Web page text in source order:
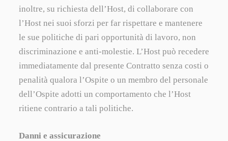
inoltre, su richiesta dell’Host, di collaborare con
l’Host nei suoi sforzi per far rispettare e mantenere
le sue politiche di pari opportunità di lavoro, non
discriminazione e anti-molestie. L’Host può recedere
immediatamente dal presente Contratto senza costi o
penalità qualora l’Ospite o un membro del personale
dell’Ospite adotti un comportamento che l’Host
ritiene contrario a tali politiche.
Danni e assicurazione